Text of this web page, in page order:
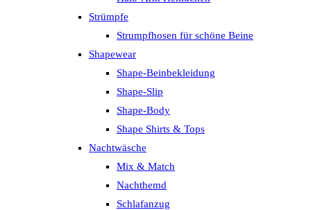
Strümpfe
Strumpfhosen für schöne Beine
Shapewear
Shape-Beinbekleidung
Shape-Slip
Shape-Body
Shape Shirts & Tops
Nachtwäsche
Mix & Match
Nachthemd
Schlafanzug